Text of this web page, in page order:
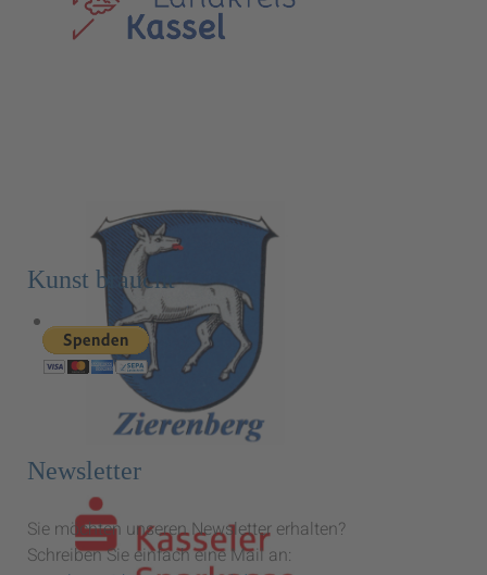
Kunst braucht
Newsletter
Sie möchten unseren Newsletter erhalten?
Schreiben Sie einfach eine Mail an: